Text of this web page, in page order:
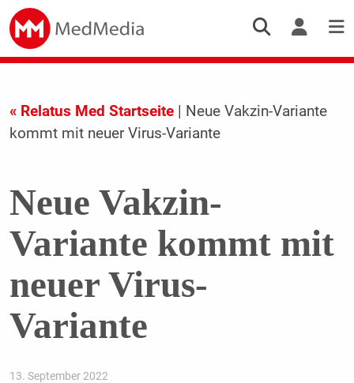
« Relatus Med Startseite| Neue Vakzin-Variante
kommt mit neuer Virus-Variante
Neue Vakzin-
Variante kommt mit
neuer Virus-
Variante
13. September 2022